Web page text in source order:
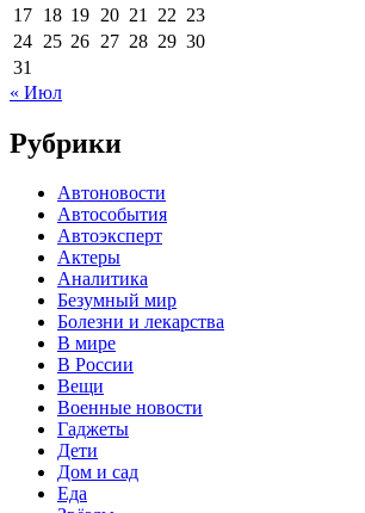
17 18 19 20 21 22 23
24 25 26 27 28 29 30
31
« Июл
Рубрики
Автоновости
Автособытия
Автоэксперт
Актеры
Аналитика
Безумный мир
Болезни и лекарства
В мире
В России
Вещи
Военные новости
Гаджеты
Дети
Дом и сад
Еда